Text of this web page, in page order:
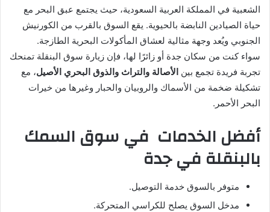
الشعبية في المملكة العربية السعودية، حيث يجتمع عبق البحر مع
حياة الصيادين النابضة بالحيوية. يقع السوق بالقرب من الكورنيش
الجنوبي ويُعد وجهة مثالية لعشاق المأكولات البحرية الطازجة.
سواء كنت من سكان جدة أو زائرًا لها، فإن زيارة سوق البنقلة تمنحك
تجربة فريدة تجمع بين الأصالة والتراث والذوق البحري الأصيل، مع
تشكيلة ضخمة من الأسماك والروبيان والحبار وغيرها من خيرات
البحر الأحمر.
أفضل الخدمات في سوق السمك
بالبنقلة في جدة
متوفر بالسوق خدمة التوصيل.
مدخل السوق يصلح للكراسي المتحركة.